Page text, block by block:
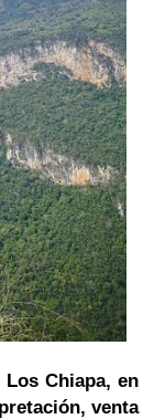
Chiapa, en
venta